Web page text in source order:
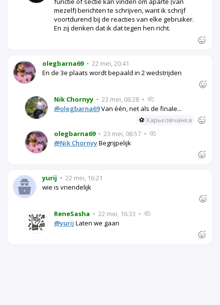
mezelf) berichten te schrijven, want ik schrijf
voortdurend bij de reacties van elke gebruiker.
En zij denken dat ik dat tegen hen richt.
olegbarna69 • 22 mei, 20:41
En de 3e plaats wordt bepaald in 2 wedstrijden
Nik Chornyy • 23 mei, 06:28 •
@olegbarna69Van één, net als de finale...
⚽Харьковчанка
olegbarna69 • 23 mei, 06:57 •
@Nik ChornyyBegrijpelijk
yurij • 22 mei, 16:21
wie is vriendelijk
ReneSasha • 22 mei, 16:33 •
@yurij Laten we gaan